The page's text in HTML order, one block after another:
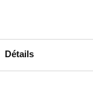
Détails
Garde